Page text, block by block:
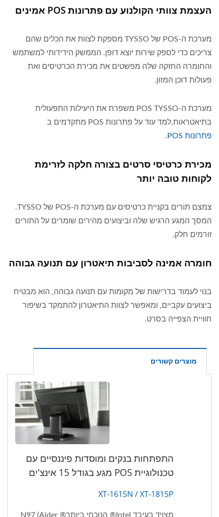
העצמת צוותי הקולנוע עם פתרונות POS אמינים
מערכת ה-POS של TYSSO מספקת לצוות את הכלים שהם
צריכים כדי לספק שירות יוצא דופן. הממשק הידידותי למשתמש
והחומרה החזקה שלה מפשטים את מכירת הכרטיסים ואת
פעולות דוכן המזון.
מערכת ה-POS TYSSO משפרת את היעילות התפעולית
בתיאטראות.למד עוד על פתרונות POS מתקדמים ב
פתרונות POS
.
מכירת כרטיסי סרטים בצורה חלקה לזרימת
לקוחות טובה יותר
צמצם תורים בקניית כרטיסים עם מערכת ה-POS של TYSSO.
המסך המגע הרגיש שלה וביצועים מהירים שומרים על התורים
זורמים חלק.
חומרה אמינה לסביבות תיאטרון עם תנועה גבוהה
בנוי לעמוד בדרישות של מקומות עם תנועה גבוהה, הוא מבטיח
ביצועים עקביים, ומאפשר לצוות התיאטרון להתמקד בשיפור
חוויית הצפייה בסרט.
מוצרים קשורים
התפתחות בנקים ומוסדות פיננסיים עם
טכנולוגיית POS מגע בגודל 15 אינצ'ים
XT-1615N / XT-1815P
מצויד בעיבד Intel® הנוכחי ביותר® N97 (Alder